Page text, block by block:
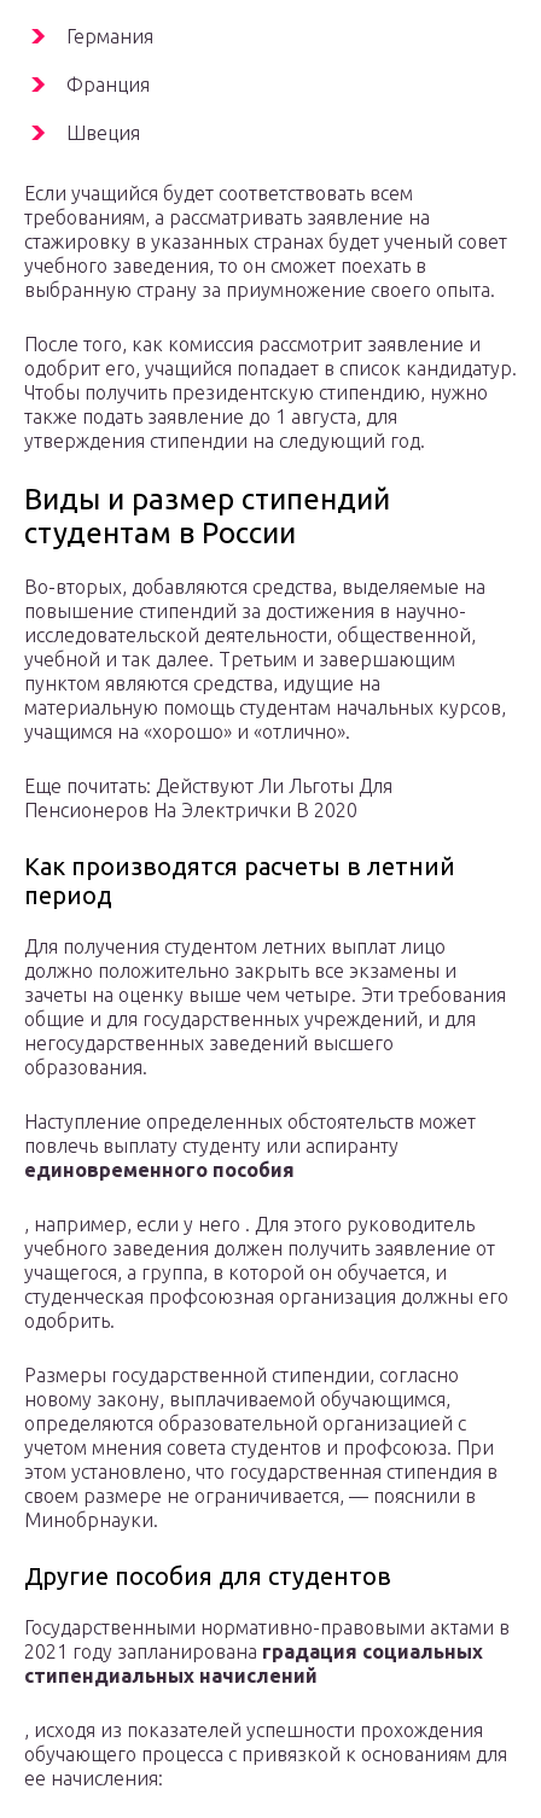
Германия
Франция
Швеция
Если учащийся будет соответствовать всем
требованиям, а рассматривать заявление на
стажировку в указанных странах будет ученый совет
учебного заведения, то он сможет поехать в
выбранную страну за приумножение своего опыта.
После того, как комиссия рассмотрит заявление и
одобрит его, учащийся попадает в список кандидатур.
Чтобы получить президентскую стипендию, нужно
также подать заявление до 1 августа, для
утверждения стипендии на следующий год.
Виды и размер стипендий
студентам в России
Во-вторых, добавляются средства, выделяемые на
повышение стипендий за достижения в научно-
исследовательской деятельности, общественной,
учебной и так далее. Третьим и завершающим
пунктом являются средства, идущие на
материальную помощь студентам начальных курсов,
учащимся на «хорошо» и «отлично».
Еще почитать: Действуют Ли Льготы Для
Пенсионеров На Электрички В 2020
Как производятся расчеты в летний
период
Для получения студентом летних выплат лицо
должно положительно закрыть все экзамены и
зачеты на оценку выше чем четыре. Эти требования
общие и для государственных учреждений, и для
негосударственных заведений высшего
образования.
Наступление определенных обстоятельств может
повлечь выплату студенту или аспиранту
единовременного пособия
, например, если у него . Для этого руководитель
учебного заведения должен получить заявление от
учащегося, а группа, в которой он обучается, и
студенческая профсоюзная организация должны его
одобрить.
Размеры государственной стипендии, согласно
новому закону, выплачиваемой обучающимся,
определяются образовательной организацией с
учетом мнения совета студентов и профсоюза. При
этом установлено, что государственная стипендия в
своем размере не ограничивается, — пояснили в
Минобрнауки.
Другие пособия для студентов
Государственными нормативно-правовыми актами в
2021 году запланирована градация социальных
стипендиальных начислений
, исходя из показателей успешности прохождения
обучающего процесса с привязкой к основаниям для
ее начисления: